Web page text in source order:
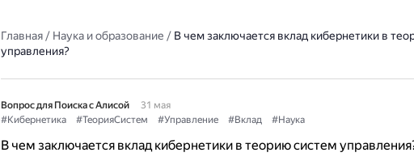
Главная/ Наука и образование / В чем заключается вклад кибернетики в
управления?
Вопрос для Поиска с Алисой
31 мая
#Кибернетика
#ТеорияСистем #Управление #Вклад #Наука
В чем заключается вклад кибернетики в теорию систем